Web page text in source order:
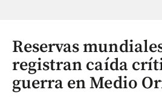
Reservas
registran caída
guerra en Medio